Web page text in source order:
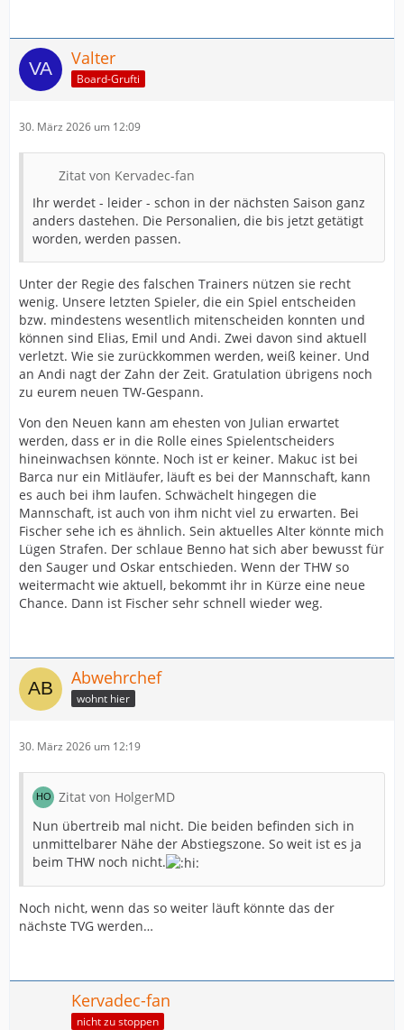
Valter
Board-Grufti
30. März 2026 um 12:09
Zitat von Kervadec-fan
Ihr werdet - leider - schon in der nächsten Saison ganz
anders dastehen. Die Personalien, die bis jetzt getätigt
worden, werden passen.
Unter der Regie des falschen Trainers nützen sie recht
wenig. Unsere letzten Spieler, die ein Spiel entscheiden
bzw. mindestens wesentlich mitenscheiden konnten und
können sind Elias, Emil und Andi. Zwei davon sind aktuell
verletzt. Wie sie zurückkommen werden, weiß keiner. Und
an Andi nagt der Zahn der Zeit. Gratulation übrigens noch
zu eurem neuen TW-Gespann.
Von den Neuen kann am ehesten von Julian erwartet
werden, dass er in die Rolle eines Spielentscheiders
hineinwachsen könnte. Noch ist er keiner. Makuc ist bei
Barca nur ein Mitläufer, läuft es bei der Mannschaft, kann
es auch bei ihm laufen. Schwächelt hingegen die
Mannschaft, ist auch von ihm nicht viel zu erwarten. Bei
Fischer sehe ich es ähnlich. Sein aktuelles Alter könnte mich
Lügen Strafen. Der schlaue Benno hat sich aber bewusst für
den Sauger und Oskar entschieden. Wenn der THW so
weitermacht wie aktuell, bekommt ihr in Kürze eine neue
Chance. Dann ist Fischer sehr schnell wieder weg.
Abwehrchef
wohnt hier
30. März 2026 um 12:19
Zitat von HolgerMD
Nun übertreib mal nicht. Die beiden befinden sich in
unmittelbarer Nähe der Abstiegszone. So weit ist es ja
beim THW noch nicht.
Noch nicht, wenn das so weiter läuft könnte das der
nächste TVG werden…
Kervadec-fan
nicht zu stoppen